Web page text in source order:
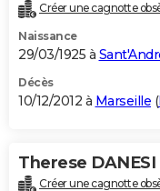
Créer une cagnotte
Naissance
29/03/1925 à
Décès
10/12/2012 à Marseille (
Therese DANESI
Créer une cagnotte